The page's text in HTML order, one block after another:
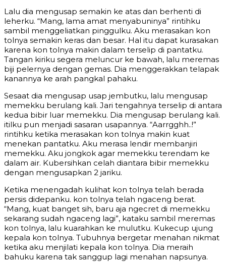
Lalu dia mengusap semakin ke atas dan berhenti di
leherku. “Mang, lama amat menyabuninya” rintihku
sambil menggeliatkan pinggulku. Aku merasakan kon
tolnya semakin keras dan besar. Hal itu dapat kurasakan
karena kon tolnya makin dalam terselip di pantatku.
Tangan kiriku segera meluncur ke bawah, lalu meremas
biji pelernya dengan gemas. Dia menggerakkan telapak
kanannya ke arah pangkal pahaku.
Sesaat dia mengusap usap jembutku, lalu mengusap
memekku berulang kali. Jari tengahnya terselip di antara
kedua bibir luar memekku. Dia mengusap berulang kali.
itilku pun menjadi sasaran usapannya. “Aarrgghh..!”
rintihku ketika merasakan kon tolnya makin kuat
menekan pantatku. Aku merasa lendir membanjiri
memekku. Aku jongkok agar memekku terendam ke
dalam air. Kubersihkan celah diantara bibir memekku
dengan mengusapkan 2 jariku.
Ketika menengadah kulihat kon tolnya telah berada
persis didepanku. kon tolnya telah ngaceng berat.
“Mang, kuat banget sih, baru aja ngecret di memekku
sekarang sudah ngaceng lagi”, kataku sambil meremas
kon tolnya, lalu kuarahkan ke mulutku. Kukecup ujung
kepala kon tolnya. Tubuhnya bergetar menahan nikmat
ketika aku menjilati kepala kon tolnya. Dia meraih
bahuku karena tak sanggup lagi menahan napsunya.